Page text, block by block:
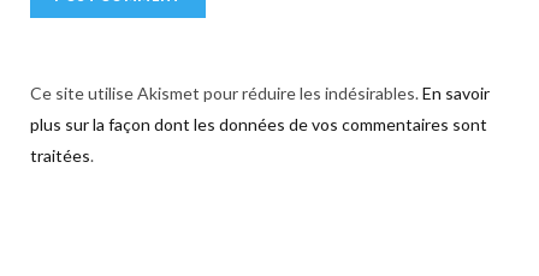
Ce site utilise Akismet pour réduire les indésirables.En savoir
plus sur la façon dont les données de vos commentaires sont
traitées.